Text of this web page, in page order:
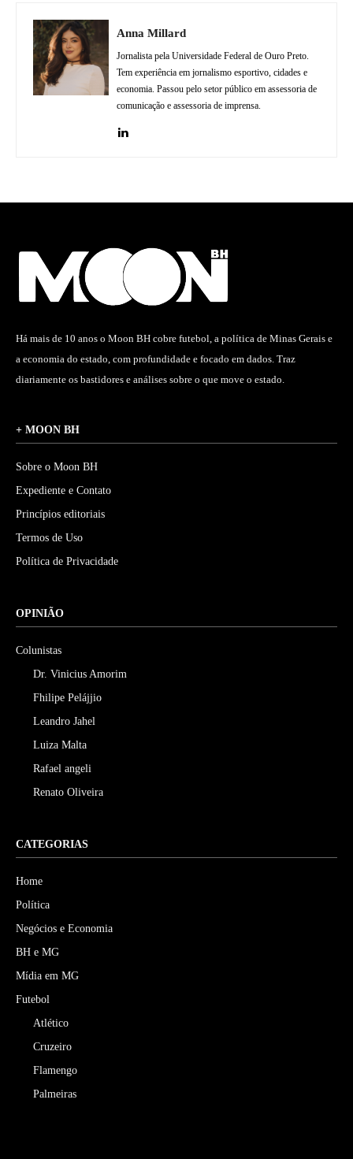
Anna Millard
Jornalista pela Universidade Federal de Ouro Preto.
Tem experiência em jornalismo esportivo, cidades e
economia. Passou pelo setor público em assessoria de
comunicação e assessoria de imprensa.
Há mais de 10 anos o Moon BH cobre futebol, a política de Minas Gerais e
a economia do estado, com profundidade e focado em dados. Traz
diariamente os bastidores e análises sobre o que move o estado.
+ MOON BH
Sobre o Moon BH
Expediente e Contato
Princípios editoriais
Termos de Uso
Política de Privacidade
OPINIÃO
Colunistas
Dr. Vinicius Amorim
Fhilipe Pelájjio
Leandro Jahel
Luiza Malta
Rafael angeli
Renato Oliveira
CATEGORIAS
Home
Política
Negócios e Economia
BH e MG
Mídia em MG
Futebol
Atlético
Cruzeiro
Flamengo
Palmeiras